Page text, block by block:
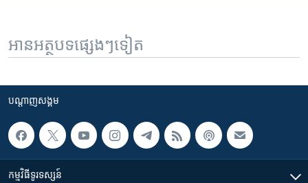
អានអត្ថបទផ្សេងៗទៀត
បណ្តាញ​សង្គម
កម្មវិធី​ទូរទស្សន៍